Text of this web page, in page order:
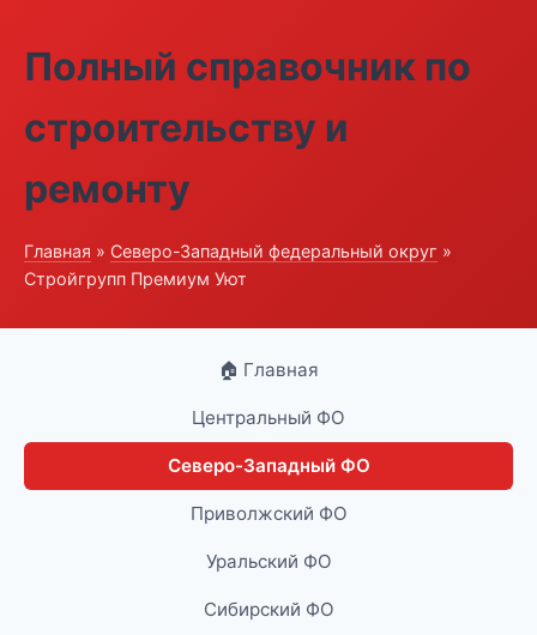
Полный справочник по
строительству и
ремонту
Главная » Северо-Западный федеральный округ »
Стройгрупп Премиум Уют
🏠 Главная
Центральный ФО
Северо-Западный ФО
Приволжский ФО
Уральский ФО
Сибирский ФО